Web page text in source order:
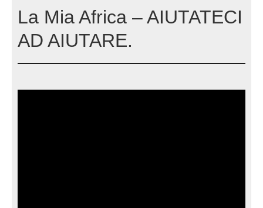
La Mia Africa – AIUTATECI
AD AIUTARE.